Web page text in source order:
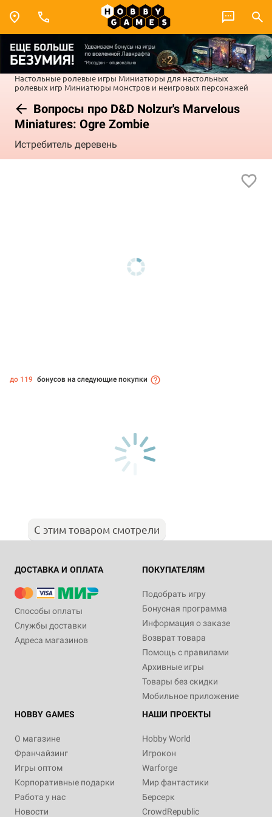
Настольные ролевые игры Миниатюры для настольных
ролевых игр Миниатюры монстров и неигровых персонажей
Вопросы про D&D Nolzur's Marvelous
Miniatures: Ogre Zombie
Истребитель деревень
до 119 бонусов на следующие покупки
С этим товаром смотрели
ДОСТАВКА И ОПЛАТА
Способы оплаты
Службы доставки
Адреса магазинов
ПОКУПАТЕЛЯМ
Подобрать игру
Бонусная программа
Информация о заказе
Возврат товара
Помощь с правилами
Архивные игры
Товары без скидки
Мобильное приложение
HOBBY GAMES
О магазине
Франчайзинг
Игры оптом
Корпоративные подарки
Работа у нас
Новости
НАШИ ПРОЕКТЫ
Hobby World
Игрокон
Warforge
Мир фантастики
Берсерк
CrowdRepublic